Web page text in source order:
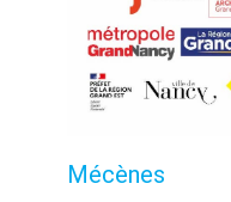
Mécènes